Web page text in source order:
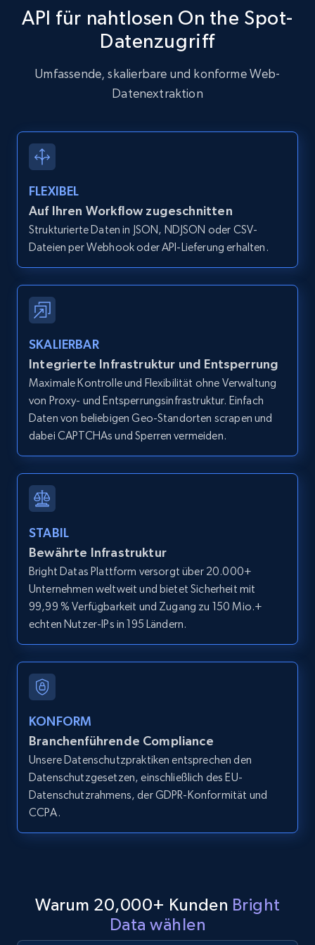
Zillow properties listing information
Zpid, City, State, HomeStatus, Address,
IsListingClaimedByCurrentSignedInUser,
IsCurrentSignedInAgentResponsible, Bedrooms,
Zillow properties listing information -
Discover by custom filters - location, home
type and status
IsCurrentSignedInAgentResponsible, Bedrooms,
and more.
12K+ 1.3K+ Gratis testen
Zillow properties listing information -
Zpid, City, State, HomeStatus, Address,
IsListingClaimedByCurrentSignedInUser,
and more.
12K+ 1.3K+ Gratis testen
URL, ID, User id, Use url, Title, Headline, Post
text, Date posted, and more.
11.3K+
LinkedIn posts - Discover user's articles by
URL
API für nahtlosen On the Spot-
Datenzugriff
Umfassende, skalierbare und konforme Web-
Datenextraktion
FLEXIBEL
Auf Ihren Workflow zugeschnitten
Strukturierte Daten in JSON, NDJSON oder CSV-
Dateien per Webhook oder API-Lieferung erhalten.
SKALIERBAR
Integrierte Infrastruktur und Entsperrung
Maximale Kontrolle und Flexibilität ohne Verwaltung
von Proxy- und Entsperrungsinfrastruktur. Einfach
Daten von beliebigen Geo-Standorten scrapen und
dabei CAPTCHAs und Sperren vermeiden.
STABIL
Bewährte Infrastruktur
Bright Datas Plattform versorgt über 20.000+
Unternehmen weltweit und bietet Sicherheit mit
99,99 % Verfügbarkeit und Zugang zu 150 Mio.+
echten Nutzer-IPs in 195 Ländern.
KONFORM
Branchenführende Compliance
Unsere Datenschutzpraktiken entsprechen den
Datenschutzgesetzen, einschließlich des EU-
Datenschutzrahmens, der GDPR-Konformität und
CCPA.
Warum 20,000+ Kunden Bright
Data wählen